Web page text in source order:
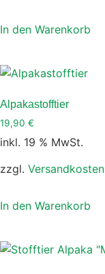
In den Warenkorb
weist
Varianten
auf.
Die
können
der
gewählt
werden
Alpakastofftier
19,90 €
inkl. 19 % MwSt.
zzgl. Versandkosten
In den Warenkorb